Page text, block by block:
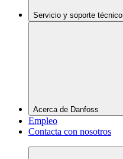
Servicio y soporte técnico
Acerca de Danfoss
Empleo
Contacta con nosotros